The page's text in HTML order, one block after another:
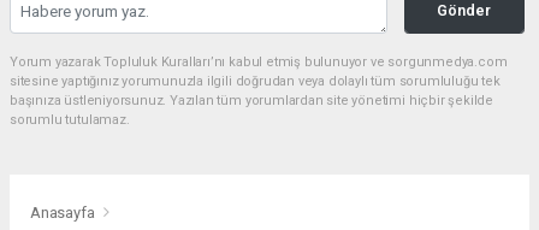
Gönder
Yorum yazarak Topluluk Kuralları’nı kabul etmiş bulunuyor ve sorgunmedya.com
sitesine yaptığınız yorumunuzla ilgili doğrudan veya dolaylı tüm sorumluluğu tek
başınıza üstleniyorsunuz. Yazılan tüm yorumlardan site yönetimi hiçbir şekilde
sorumlu tutulamaz.
Anasayfa